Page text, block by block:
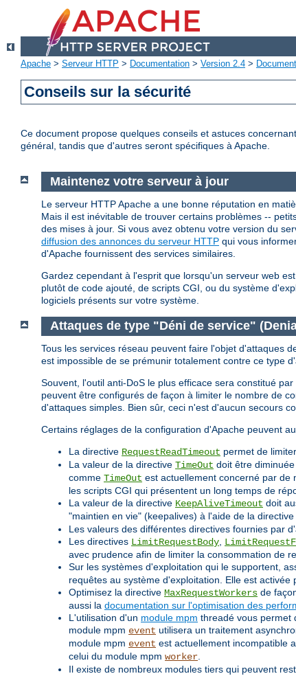
Apache > Serveur HTTP > Documentation > Version 2.4 >
Conseils sur la sécurité
Ce document propose quelques conseils et astuces
général, tandis que d'autres seront spécifiques à Apache.
Maintenez votre serveur à jour
Le serveur HTTP Apache a une bonne réputation en
Mais il est inévitable de trouver certains problèmes --
des mises à jour. Si vous avez obtenu votre version du
diffusion des annonces du serveur HTTP qui vous
d'Apache fournissent des services similaires.
Gardez cependant à l'esprit que lorsqu'un serveur web
plutôt de code ajouté, de scripts CGI, ou du système
logiciels présents sur votre système.
Attaques de type "Déni de service"
Tous les services réseau peuvent faire l'objet d'attaques
est impossible de se prémunir totalement contre ce type
Souvent, l'outil anti-DoS le plus efficace sera constitué
peuvent être configurés de façon à limiter le nombre de
d'attaques simples. Bien sûr, ceci n'est d'aucun secours
Certains réglages de la configuration d'Apache peuvent
La directive RequestReadTimeout permet de
La valeur de la directive TimeOut doit être
comme TimeOut est actuellement concerné par de
les scripts CGI qui présentent un long temps de
La valeur de la directive KeepAliveTimeout doit
"maintien en vie" (keepalives) à l'aide de la directive
Les valeurs des différentes directives fournies par
Les directives LimitRequestBody
avec prudence afin de limiter la consommation de
Sur les systèmes d'exploitation qui le supportent,
requêtes au système d'exploitation. Elle est
Optimisez la directive MaxRequestWorkers de
aussi la documentation sur l'optimisation des
L'utilisation d'un module mpm threadé vous permet
module mpm event utilisera un traitement
module mpm event est actuellement incompatible
celui du module mpm worker
Il existe de nombreux modules tiers qui peuvent